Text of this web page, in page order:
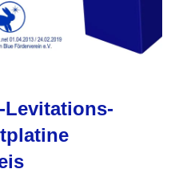
Levitations-